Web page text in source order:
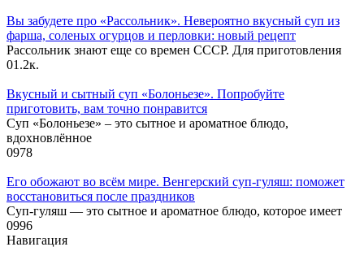
Вы забудете про «Рассольник». Невероятно вкусный суп из
фарша, соленых огурцов и перловки: новый рецепт
Рассольник знают еще со времен СССР. Для приготовления
01.2к.
Вкусный и сытный cуп «Болоньезе». Попробуйте
приготовить, вам точно понравится
Суп «Болоньезе» – это сытное и ароматное блюдо,
вдохновлённое
0978
Его обожают во всём мире. Венгерский суп-гуляш: поможет
восстановиться после праздников
Суп-гуляш — это сытное и ароматное блюдо, которое имеет
0996
Навигация